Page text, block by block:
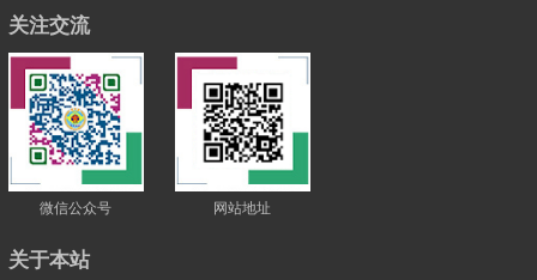
关注交流
微信公众号 网站地址
关于本站